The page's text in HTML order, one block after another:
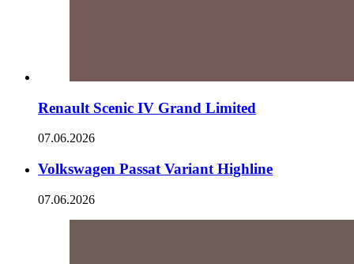
Renault Scenic IV Grand Limited
07.06.2026
Volkswagen Passat Variant Highline
07.06.2026